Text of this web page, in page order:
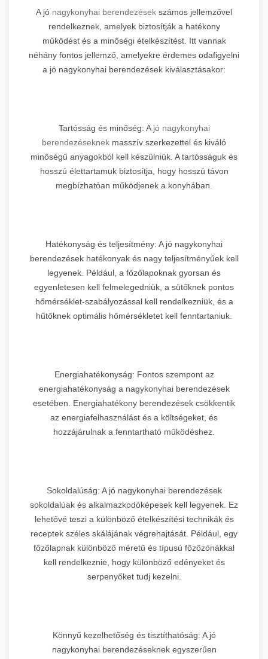
A jó nagykonyhai berendezések számos jellemzővel
rendelkeznek, amelyek biztosítják a hatékony
működést és a minőségi ételkészítést. Itt vannak
néhány fontos jellemző, amelyekre érdemes odafigyelni
a jó nagykonyhai berendezések kiválasztásakor:
Tartósság és minőség: A jó nagykonyhai
berendezéseknek masszív szerkezettel és kiváló
minőségű anyagokból kell készülniük. A tartósságuk és
hosszú élettartamuk biztosítja, hogy hosszú távon
megbízhatóan működjenek a konyhában.
Hatékonyság és teljesítmény: A jó nagykonyhai
berendezések hatékonyak és nagy teljesítményűek kell
legyenek. Például, a főzőlapoknak gyorsan és
egyenletesen kell felmelegedniük, a sütőknek pontos
hőmérséklet-szabályozással kell rendelkezniük, és a
hűtőknek optimális hőmérsékletet kell fenntartaniuk.
Energiahatékonyság: Fontos szempont az
energiahatékonyság a nagykonyhai berendezések
esetében. Energiahatékony berendezések csökkentik
az energiafelhasználást és a költségeket, és
hozzájárulnak a fenntartható működéshez.
Sokoldalúság: A jó nagykonyhai berendezések
sokoldalúak és alkalmazkodóképesek kell legyenek. Ez
lehetővé teszi a különböző ételkészítési technikák és
receptek széles skálájának végrehajtását. Például, egy
főzőlapnak különböző méretű és típusú főzőzónákkal
kell rendelkeznie, hogy különböző edényeket és
serpenyőket tudj kezelni.
Könnyű kezelhetőség és tisztíthatóság: A jó
nagykonyhai berendezéseknek egyszerűen